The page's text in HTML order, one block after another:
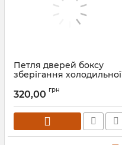
Петля дверей боксу
зберігання холодильної
320,00 грн